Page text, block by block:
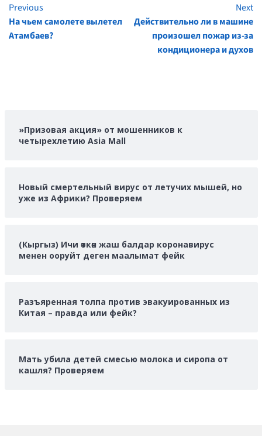
Continue
Reading
Previous
На чьем самолете вылетел
Атамбаев?
Next
Действительно ли в машине
произошел пожар из-за
кондиционера и духов
»Призовая акция» от мошенников к
четырехлетию Asia Mall
Новый смертельный вирус от летучих мышей, но
уже из Африки? Проверяем
(Кыргыз) Ичи өткөн жаш балдар коронавирус
менен ооруйт деген маалымат фейк
Разъяренная толпа против эвакуированных из
Китая – правда или фейк?
Мать убила детей смесью молока и сиропа от
кашля? Проверяем